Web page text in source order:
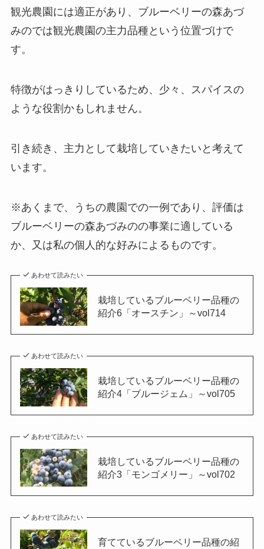
観光農園には適正があり、ブルーベリーの森あづ
みのでは観光農園の主力品種という位置づけで
す。
特徴がはっきりしているため、少々、スパイスの
ような役割かもしれません。
引き続き、主力として栽培していきたいと考えて
います。
※あくまで、うちの農園での一例であり、評価は
ブルーベリーの森あづみのの事業に適している
か、又は私の個人的な好みによるものです。
あわせて読みたい
栽培しているブルーベリー品種の
紹介6「オースチン」～vol714
あわせて読みたい
栽培しているブルーベリー品種の
紹介4「ブルージェム」～vol705
あわせて読みたい
栽培しているブルーベリー品種の
紹介3「モンゴメリー」～vol702
あわせて読みたい
育てているブルーベリー品種の紹